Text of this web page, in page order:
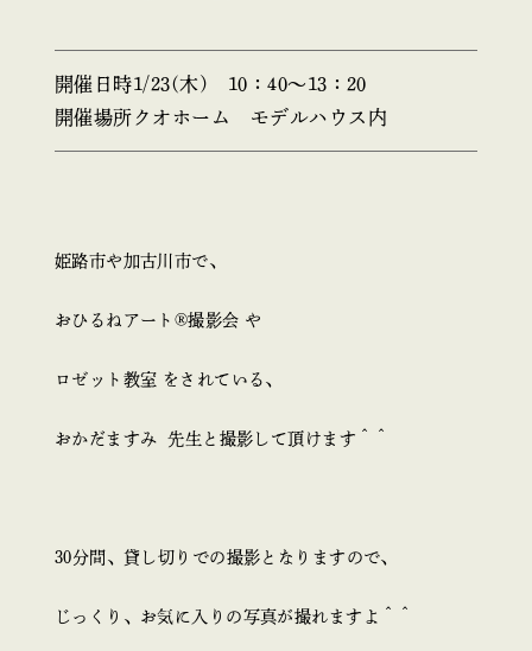
開催日時1/23(木) 10：40～13：20
開催場所 クオホーム モデルハウス内
姫路市や加古川市で、
おひるねアート®︎撮影会 や
ロゼット教室 をされている、
おかだますみ 先生と撮影して頂けます＾＾
30分間、貸し切りでの撮影となりますので、
じっくり、お気に入りの写真が撮れますよ＾＾